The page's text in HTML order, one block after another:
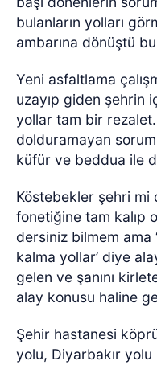
bulanların yolları
ambarına dönüştü
Yeni asfaltlama
uzayıp giden şehrin
yollar tam bir
dolduramayan
küfür ve beddua ile
Köstebekler şehri mi
fonetiğine tam kalıp
dersiniz bilmem ama
kalma yollar’ diye
gelen ve şanını
alay konusu haline
Şehir hastanesi
yolu, Diyarbakır